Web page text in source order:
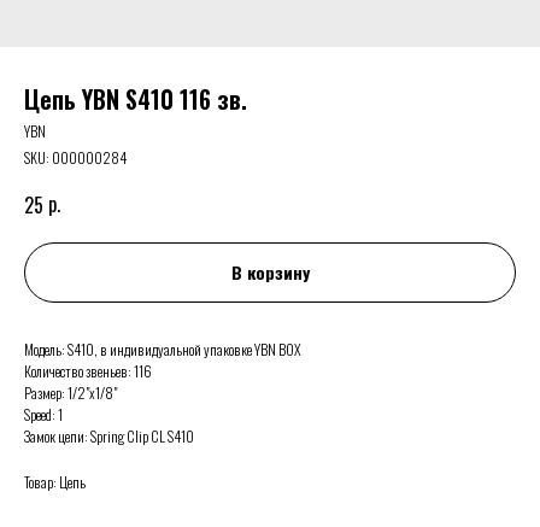
Цепь YBN S410 116 зв.
YBN
SKU: 000000284
25 р.
В корзину
Модель: S410, в индивидуальной упаковке YBN BOX
Количество звеньев: 116
Размер: 1/2"x1/8"
Speed: 1
Замок цепи: Spring Clip CL S410
Товар: Цепь